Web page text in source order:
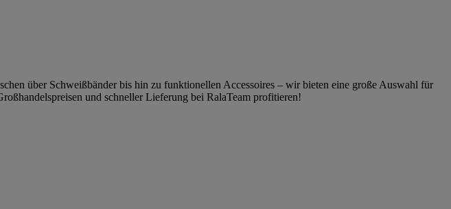
über Schweißbänder bis hin zu funktionellen Accessoires – wir bieten eine große Auswahl für
und schneller Lieferung bei RalaTeam profitieren!